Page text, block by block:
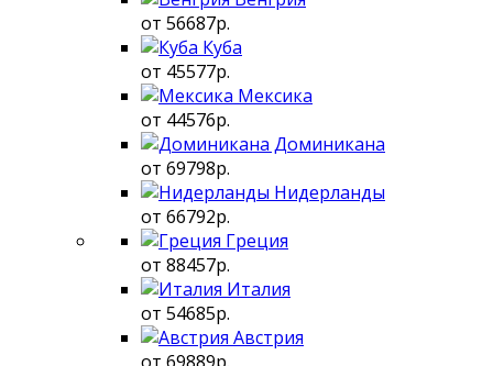
от 56687р.
Куба
от 45577р.
Мексика
от 44576р.
Доминикана
от 69798р.
Нидерланды
от 66792р.
Греция
от 88457р.
Италия
от 54685р.
Австрия